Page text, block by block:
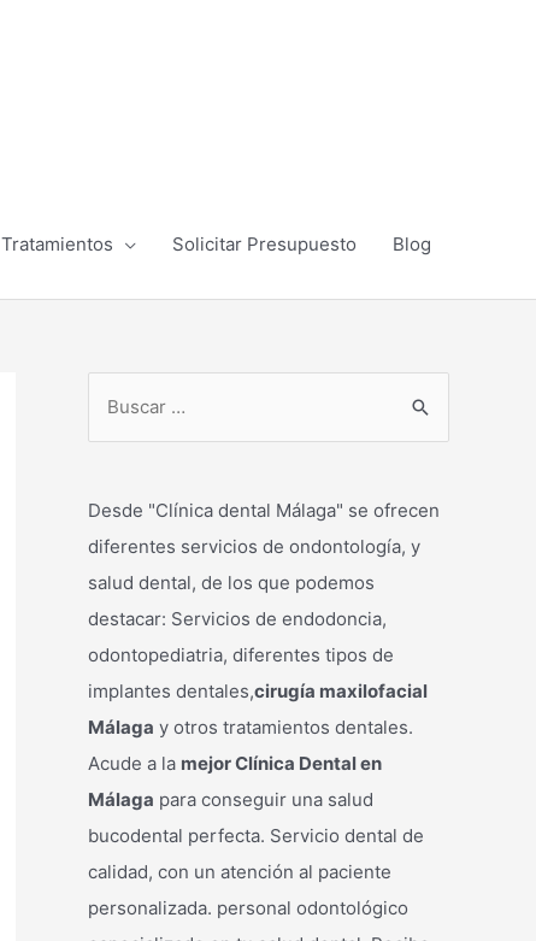
Tratamientos Solicitar Presupuesto Blog
Desde "Clínica dental Málaga" se ofrecen
diferentes servicios de ondontología, y
salud dental, de los que podemos
destacar: Servicios de endodoncia,
odontopediatria, diferentes tipos de
implantes dentales,cirugía maxilofacial
Málaga y otros tratamientos dentales.
Acude a la mejor Clínica Dental en
Málaga para conseguir una salud
bucodental perfecta. Servicio dental de
calidad, con un atención al paciente
personalizada. personal odontológico